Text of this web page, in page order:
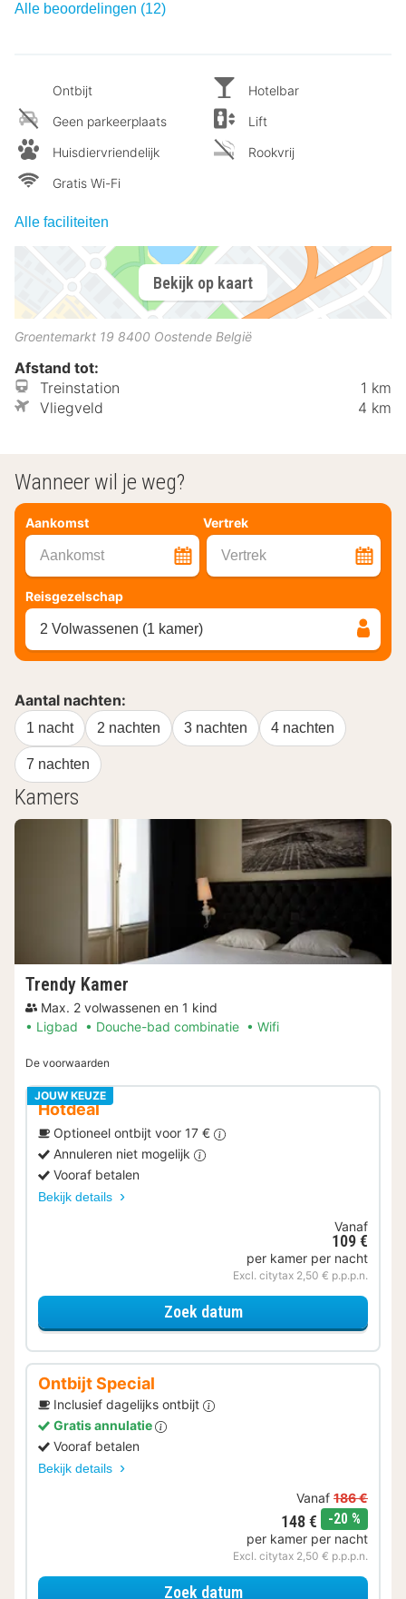
Alle beoordelingen (12)
Ontbijt
Geen parkeerplaats
Huisdiervriendelijk
Gratis Wi-Fi
Hotelbar
Lift
Rookvrij
Alle faciliteiten
Bekijk op kaart
Groentemarkt 19 8400 Oostende België
Afstand tot:
Treinstation
1 km
Vliegveld
4 km
Wanneer wil je weg?
Aankomst Vertrek
Aankomst Vertrek
Reisgezelschap
2 Volwassenen (1 kamer)
Aantal nachten:
1 nacht 2 nachten 3 nachten 4 nachten
7 nachten
Kamers
Trendy Kamer
Max. 2 volwassenen en 1 kind
Ligbad
Douche-bad combinatie Wifi
De voorwaarden
JOUW KEUZE
Hotdeal
Optioneel ontbijt voor 17 €
Annuleren niet mogelijk
Vooraf betalen
Bekijk details
Vanaf
109 €
per kamer per nacht
Excl. citytax 2,50 € p.p.p.n.
Zoek datumvoor Trendy Kamer
Ontbijt Special
Inclusief dagelijks ontbijt
Gratis annulatie
Vooraf betalen
Bekijk details
Vanaf 186 €
148 € -20 %
per kamer per nacht
Excl. citytax 2,50 € p.p.p.n.
Zoek datumvoor Ontbijt Special